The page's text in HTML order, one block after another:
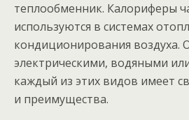
теплообменник. Калориферы
используются в системах
кондиционирования воздуха.
электрическими, водяными
каждый из этих видов имеет
и преимущества.